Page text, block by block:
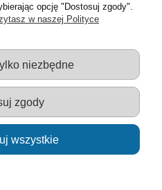
konto
o sklepie
zabawek :: Zabawki
:: Zabawki :: samochody Welly
:: Lalki :: Klocki :: Artykuły
::
opcję "Dostosuj zgody".
w naszej Polityce
niezbędne
zgody
wszystkie